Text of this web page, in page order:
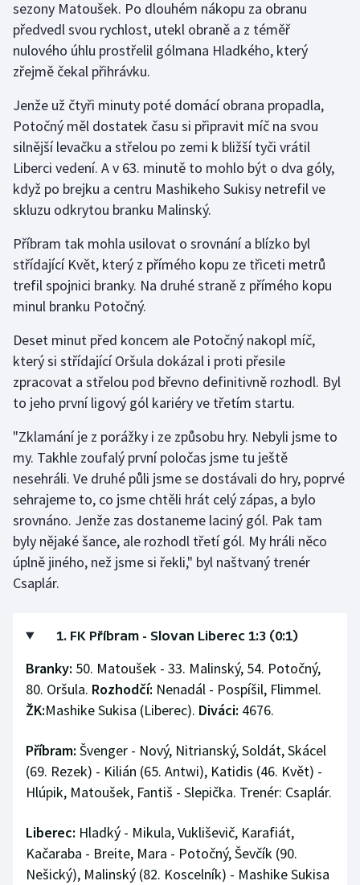
sezony Matoušek. Po dlouhém nákopu za obranu
předvedl svou rychlost, utekl obraně a z téměř
nulového úhlu prostřelil gólmana Hladkého, který
zřejmě čekal přihrávku.
Jenže už čtyři minuty poté domácí obrana propadla,
Potočný měl dostatek času si připravit míč na svou
silnější levačku a střelou po zemi k bližší tyči vrátil
Liberci vedení. A v 63. minutě to mohlo být o dva góly,
když po brejku a centru Mashikeho Sukisy netrefil ve
skluzu odkrytou branku Malinský.
Příbram tak mohla usilovat o srovnání a blízko byl
střídající Květ, který z přímého kopu ze třiceti metrů
trefil spojnici branky. Na druhé straně z přímého kopu
minul branku Potočný.
Deset minut před koncem ale Potočný nakopl míč,
který si střídající Oršula dokázal i proti přesile
zpracovat a střelou pod břevno definitivně rozhodl. Byl
to jeho první ligový gól kariéry ve třetím startu.
"Zklamání je z porážky i ze způsobu hry. Nebyli jsme to
my. Takhle zoufalý první poločas jsme tu ještě
nesehráli. Ve druhé půli jsme se dostávali do hry, poprvé
sehrajeme to, co jsme chtěli hrát celý zápas, a bylo
srovnáno. Jenže zas dostaneme laciný gól. Pak tam
byly nějaké šance, ale rozhodl třetí gól. My hráli něco
úplně jiného, než jsme si řekli," byl naštvaný trenér
Csaplár.
1. FK Příbram - Slovan Liberec 1:3 (0:1)
Branky: 50. Matoušek - 33. Malinský, 54. Potočný,
80. Oršula. Rozhodčí: Nenadál - Pospíšil, Flimmel.
ŽK:Mashike Sukisa (Liberec). Diváci: 4676.
Příbram: Švenger - Nový, Nitrianský, Soldát, Skácel
(69. Rezek) - Kilián (65. Antwi), Katidis (46. Květ) -
Hlúpik, Matoušek, Fantiš - Slepička. Trenér: Csaplár.
Liberec: Hladký - Mikula, Vukliševič, Karafiát,
Kačaraba - Breite, Mara - Potočný, Ševčík (90.
Nešický), Malinský (82. Koscelník) - Mashike Sukisa